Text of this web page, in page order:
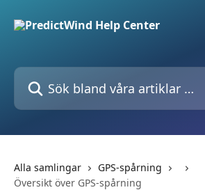
Sök bland våra artiklar …
Alla samlingar
GPS-spårning
Översikt över GPS-spårning